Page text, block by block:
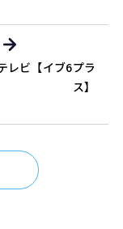
レビ【イブ6プラ
ス】